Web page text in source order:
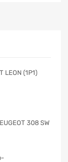
LEON (1P1)
308 SW